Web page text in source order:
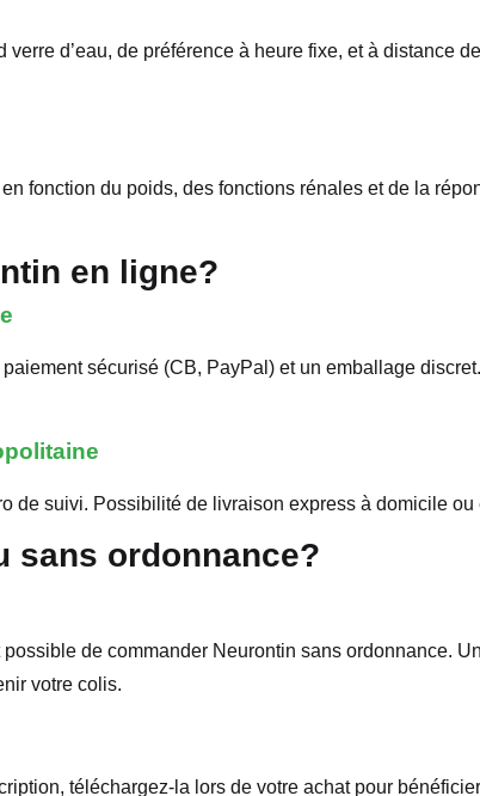
d’eau, de préférence à heure fixe, et à distance
fonction du poids, des fonctions rénales et de la
en ligne?
sécurisé (CB, PayPal) et un emballage
de suivi. Possibilité de livraison express à domicile ou
sans ordonnance?
de commander Neurontin sans ordonnance.
votre colis.
téléchargez-la lors de votre achat pour